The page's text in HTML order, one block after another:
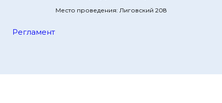
Место проведения: Лиговский 208
Регламент